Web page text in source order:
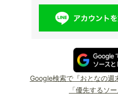
Google検索で『おとなの週
「優先するソ